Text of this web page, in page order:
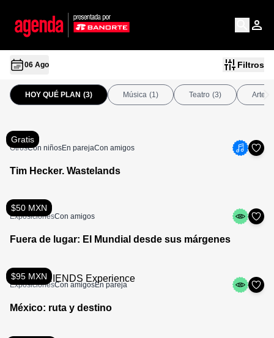
06 Ago Filtros
HOY QUÉ PLAN (3) Música (1) Teatro (3) Arte
Gratis
OtrosCon niñosEn parejaCon amigos
Tim Hecker. Wastelands
$50 MXN
ExposicionesCon amigos
Fuera de lugar: El Mundial desde sus márgenes
$95 MXN
ExposicionesCon amigosEn pareja
México: ruta y destino